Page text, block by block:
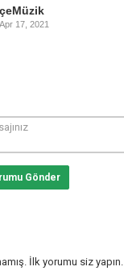
Apr 17, 2021
Gönder
İlk yorumu siz yapın.